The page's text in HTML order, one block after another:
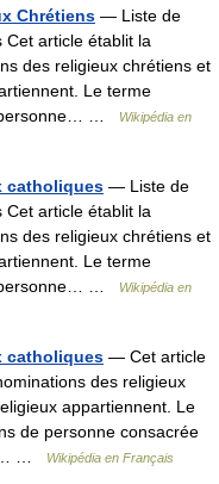
Chrétiens — Liste de
article établit la
des religieux chrétiens et
Le terme
personne… …
Wikipédia en
catholiques — Liste de
article établit la
des religieux chrétiens et
Le terme
personne… …
Wikipédia en
catholiques — Cet article
des religieux
appartiennent. Le
de personne consacrée
…
Wikipédia en Français